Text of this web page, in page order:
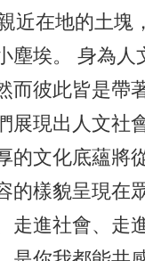
在地的土塊
塵埃。 身為人
而彼此皆是帶
展現出人文社
的文化底蘊將
的樣貌呈現在
走進社會、走